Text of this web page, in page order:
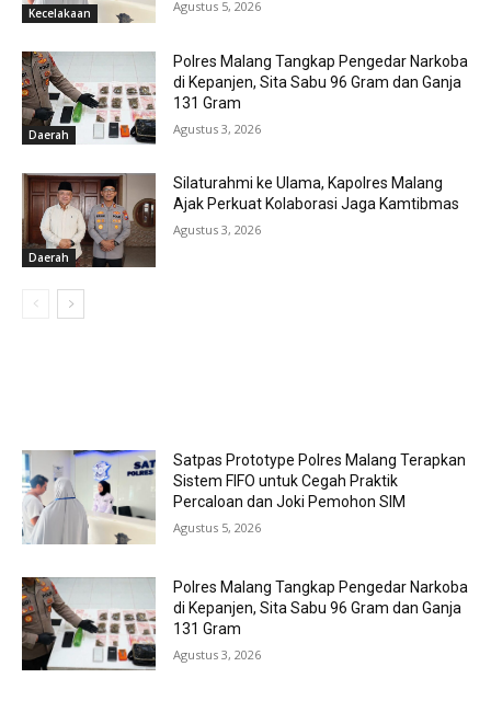
Kecelakaan Agustus 5, 2026
Daerah
Polres Malang Tangkap Pengedar Narkoba
di Kepanjen, Sita Sabu 96 Gram dan Ganja
131 Gram
Agustus 3, 2026
Daerah
Silaturahmi ke Ulama, Kapolres Malang
Ajak Perkuat Kolaborasi Jaga Kamtibmas
Agustus 3, 2026
Satpas Prototype Polres Malang Terapkan
Sistem FIFO untuk Cegah Praktik
Percaloan dan Joki Pemohon SIM
Agustus 5, 2026
Polres Malang Tangkap Pengedar Narkoba
di Kepanjen, Sita Sabu 96 Gram dan Ganja
131 Gram
Agustus 3, 2026